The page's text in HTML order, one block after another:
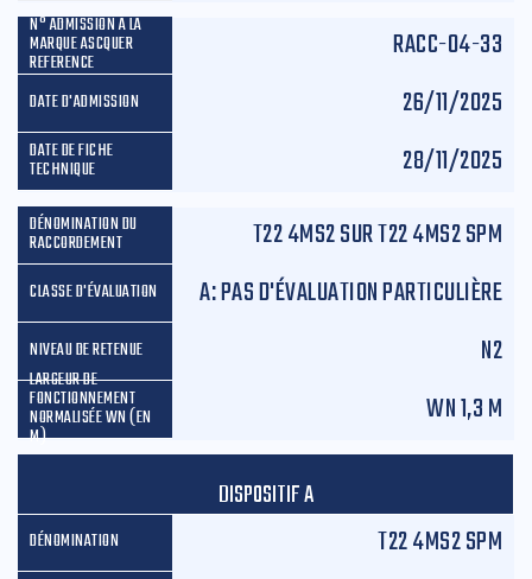
RACC-04-33
26/11/2025
28/11/2025
T22 4MS2 SUR T22 4MS2 SPM
A: PAS D'ÉVALUATION PARTICULIÈRE
N2
WN 1,3 M
DISPOSITIF A
T22 4MS2 SPM